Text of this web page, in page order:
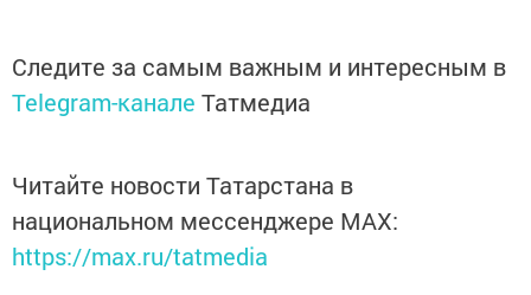
Следите за самым важным и интересным в
Telegram-канале Татмедиа
Читайте новости Татарстана в
национальном мессенджере MАХ:
https://max.ru/tatmedia